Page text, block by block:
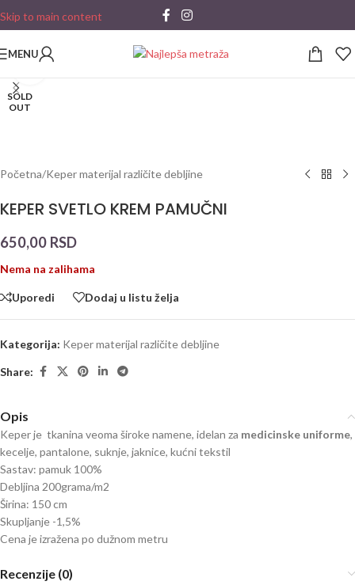
Skip to main content
MENU
SOLD
OUT
Početna/Keper materijal različite debljine
KEPER SVETLO KREM PAMUČNI
650,00 RSD
Nema na zalihama
Uporedi Dodaj u listu želja
Kategorija: Keper materijal različite debljine
Share:
Opis
Keper je tkanina veoma široke namene, idelan za medicinske uniforme,
kecelje, pantalone, suknje, jaknice, kućni tekstil
Sastav: pamuk 100%
Debljina 200grama/m2
Širina: 150 cm
Skupljanje -1,5%
Cena je izražena po dužnom metru
Recenzije (0)